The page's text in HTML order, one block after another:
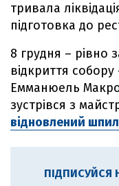
тривала
підготовка до
8 грудня – рівно
відкриття
Емманюель
зустрівся з
відновлений
ПІДПИСУЙСЯ